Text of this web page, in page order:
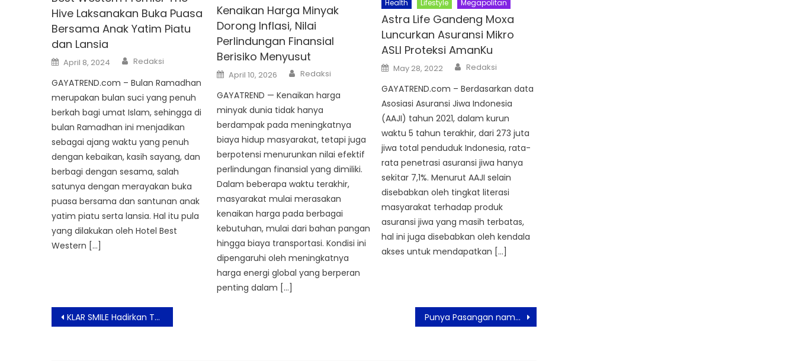
Hive Laksanakan Buka Puasa
Bersama Anak Yatim Piatu
dan Lansia
Posted
on
April 8, 2024 Author
Redaksi
GAYATREND.com – Bulan Ramadhan
merupakan bulan suci yang penuh
berkah bagi umat Islam, sehingga di
bulan Ramadhan ini menjadikan
sebagai ajang waktu yang penuh
dengan kebaikan, kasih sayang, dan
berbagi dengan sesama, salah
satunya dengan merayakan buka
puasa bersama dan santunan anak
yatim piatu serta lansia. Hal itu pula
yang dilakukan oleh Hotel Best
Western […]
Kenaikan Harga Minyak
Dorong Inflasi, Nilai
Perlindungan Finansial
Berisiko Menyusut
Posted
on
April 10, 2026 Author
Redaksi
GAYATREND — Kenaikan harga
minyak dunia tidak hanya
berdampak pada meningkatnya
biaya hidup masyarakat, tetapi juga
berpotensi menurunkan nilai efektif
perlindungan finansial yang dimiliki.
Dalam beberapa waktu terakhir,
masyarakat mulai merasakan
kenaikan harga pada berbagai
kebutuhan, mulai dari bahan pangan
hingga biaya transportasi. Kondisi ini
dipengaruhi oleh meningkatnya
harga energi global yang berperan
penting dalam […]
Health Lifestyle Megapolitan
Astra Life Gandeng Moxa
Luncurkan Asuransi Mikro
ASLI Proteksi AmanKu
Posted
on
May 28, 2022 Author
Redaksi
GAYATREND.com – Berdasarkan data
Asosiasi Asuransi Jiwa Indonesia
(AAJI) tahun 2021, dalam kurun
waktu 5 tahun terakhir, dari 273 juta
jiwa total penduduk Indonesia, rata-
rata penetrasi asuransi jiwa hanya
sekitar 7,1%. Menurut AAJI selain
disebabkan oleh tingkat literasi
masyarakat terhadap produk
asuransi jiwa yang masih terbatas,
hal ini juga disebabkan oleh kendala
akses untuk mendapatkan […]
Post
navigation
KLAR SMILE Hadirkan Teknologi Terobosan Perawatan Pemutih Gigi Anti Repot Punya Pasangan namun Tertarik pada Orang Lain, Normalkah?